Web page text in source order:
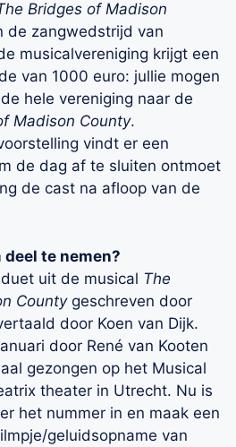
Bridges of Madison
de zangwedstrijd van
musicalvereniging krijgt een
van 1000 euro: jullie mogen
hele vereniging naar de
Madison County.
vindt er een
de dag af te sluiten ontmoet
de cast na afloop van de
deel te nemen?
uit de musical The
Countygeschreven door
door Koen van Dijk.
door René van Kooten
gezongen op het Musical
theater in Utrecht. Nu is
het nummer in en maak een
geluidsopname van